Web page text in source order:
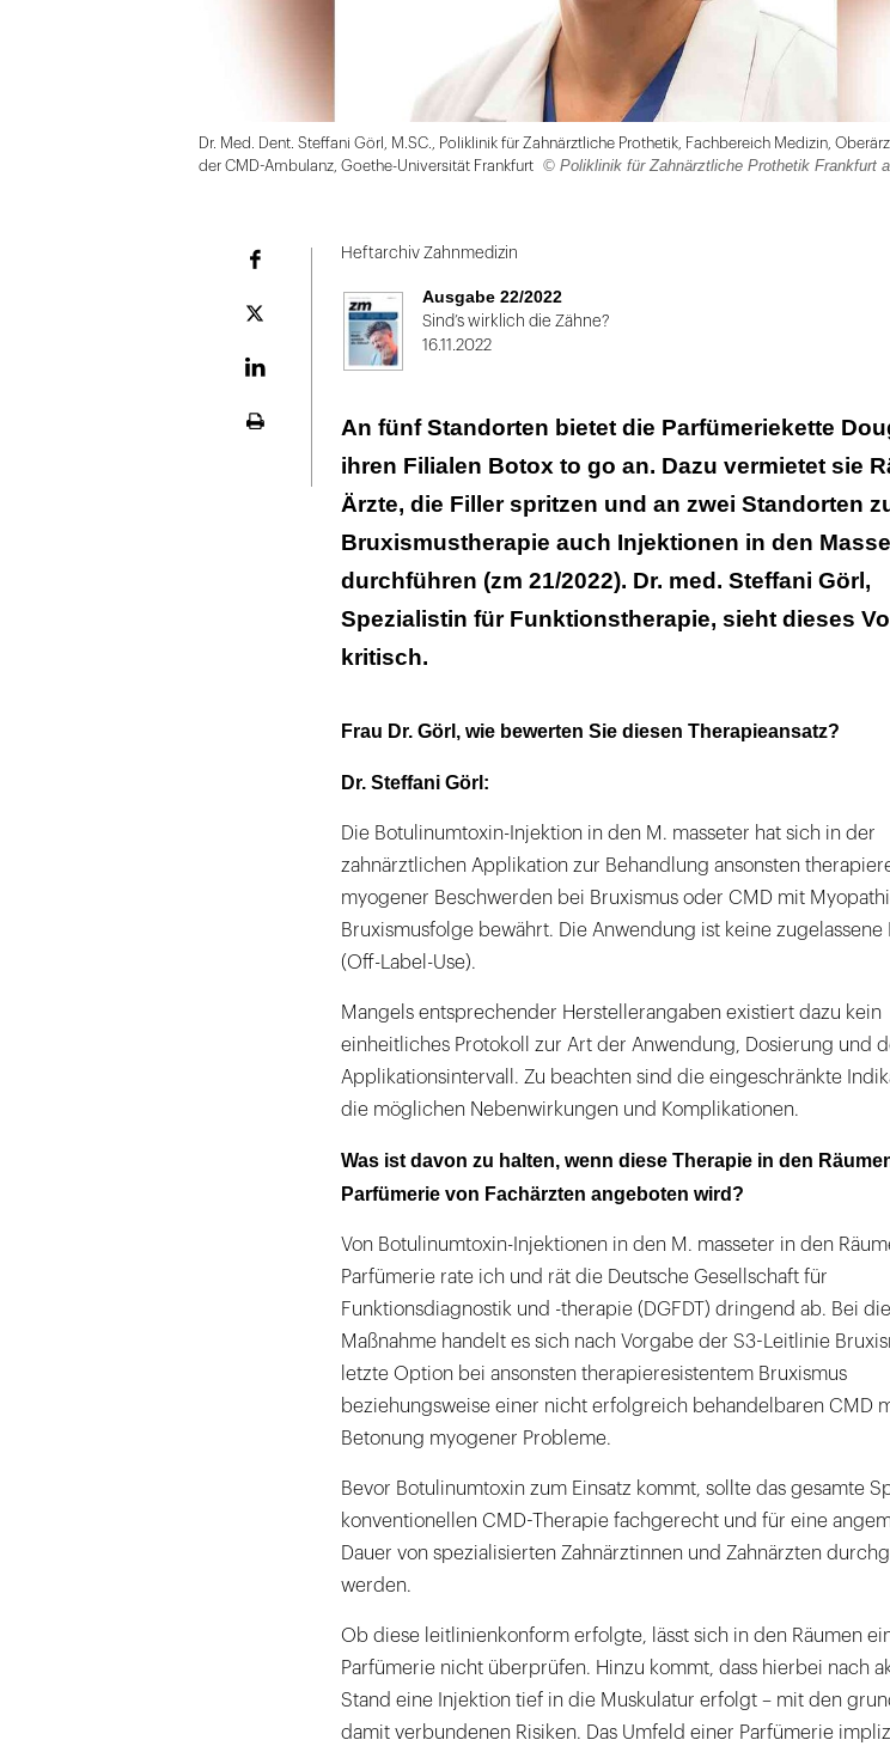
Dr. Med. Dent. Steffani Görl, M.SC., Poliklinik für Zahnärztliche Prothetik, Fachbereich Medizin,
der CMD-Ambulanz, Goethe-Universität Frankfurt
© Poliklinik für Zahnärztliche Prothetik Frankfurt
Plattform
Heftarchiv Zahnmedizin
Ausgabe 22/2022
Sind’s wirklich die Zähne?
16.11.2022
An fünf Standorten bietet die Parfümeriekette
ihren Filialen Botox to go an. Dazu vermietet sie
Ärzte, die Filler spritzen und an zwei Standorten
Bruxismustherapie auch Injektionen in den
durchführen (zm 21/2022). Dr. med. Steffani Görl,
Spezialistin für Funktionstherapie, sieht dieses
kritisch.
Frau Dr. Görl, wie bewerten Sie diesen Therapieansatz?
Dr. Steffani Görl:
Die Botulinumtoxin-Injektion in den M. masseter hat sich in der
zahnärztlichen Applikation zur Behandlung ansonsten
myogener Beschwerden bei Bruxismus oder CMD mit
Bruxismusfolge bewährt. Die Anwendung ist keine zugelassene
(Off-Label-Use).
Mangels entsprechender Herstellerangaben existiert dazu kein
einheitliches Protokoll zur Art der Anwendung, Dosierung und
Applikationsintervall. Zu beachten sind die eingeschränkte
die möglichen Nebenwirkungen und Komplikationen.
Was ist davon zu halten, wenn diese Therapie in den
Parfümerie von Fachärzten angeboten wird?
Von Botulinumtoxin-Injektionen in den M. masseter in den
Parfümerie rate ich und rät die Deutsche Gesellschaft für
Funktionsdiagnostik und -therapie (DGFDT) dringend ab. Bei
Maßnahme handelt es sich nach Vorgabe der S3-Leitlinie
letzte Option bei ansonsten therapieresistentem Bruxismus
beziehungsweise einer nicht erfolgreich behandelbaren CMD
Betonung myogener Probleme.
Bevor Botulinumtoxin zum Einsatz kommt, sollte das gesamte
konventionellen CMD-Therapie fachgerecht und für eine
Dauer von spezialisierten Zahnärztinnen und Zahnärzten
werden.
Ob diese leitlinienkonform erfolgte, lässt sich in den Räumen
Parfümerie nicht überprüfen. Hinzu kommt, dass hierbei nach
Stand eine Injektion tief in die Muskulatur erfolgt – mit den
damit verbundenen Risiken. Das Umfeld einer Parfümerie